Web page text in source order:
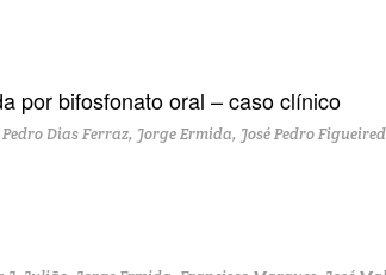
por bifosfonato oral – caso clínico
Dias Ferraz, Jorge Ermida, José Pedro